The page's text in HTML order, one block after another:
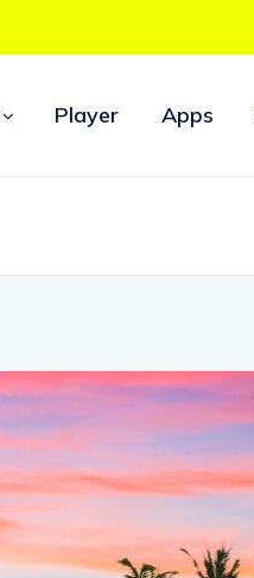
des soirées d’ouverture
Player Apps